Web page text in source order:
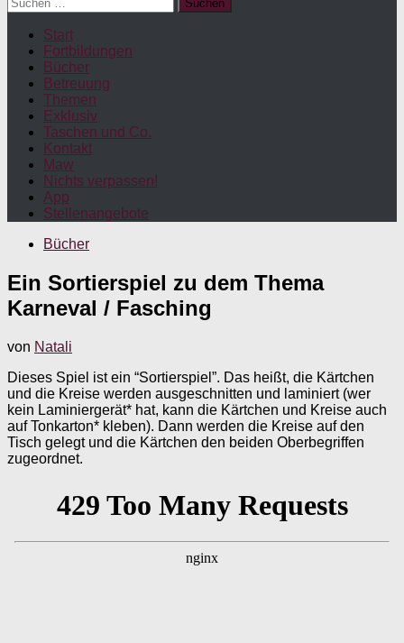
nach:
Start
Fortbildungen
Bücher
Betreuung
Themen
Exklusiv
Taschen und Co.
Kontakt
Maw
Nichts verpassen!
App
Stellenangebote
Bücher
Ein Sortierspiel zu dem Thema
Karneval / Fasching
von Natali
Dieses Spiel ist ein “Sortierspiel”. Das heißt, die Kärtchen
und die Kreise werden ausgeschnitten und laminiert (wer
kein Laminiergerät* hat, kann die Kärtchen und Kreise auch
auf Tonkarton* kleben). Dann werden die Kreise auf den
Tisch gelegt und die Kärtchen den beiden Oberbegriffen
zugeordnet.